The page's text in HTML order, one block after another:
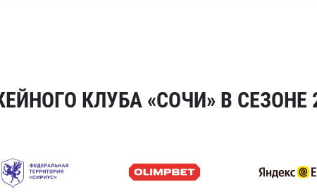
КЛУБА «СОЧИ» В СЕЗОНЕ